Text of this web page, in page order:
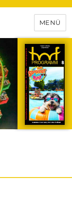
MENÜ